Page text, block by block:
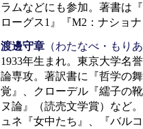
ラムなどにも参加。著書は
ローグス1』『M2：ナショ
渡邊守章 （わたなべ・もり
1933年生まれ。東京大学名
論専攻。著訳書に『哲学の
覚』、クローデル『繻子の
ヌ論』（読売文学賞）など
ュネ『女中たち』、『バル